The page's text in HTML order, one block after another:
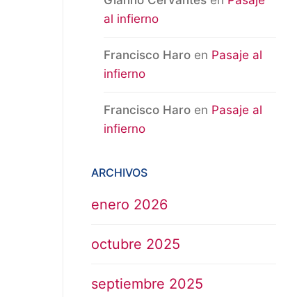
al infierno
Francisco Haro en Pasaje al
infierno
Francisco Haro en Pasaje al
infierno
ARCHIVOS
enero 2026
octubre 2025
septiembre 2025